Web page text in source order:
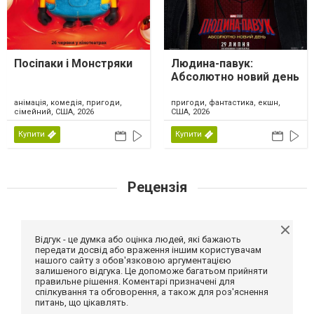
Посіпаки і Монстряки
анімація, комедія, пригоди,
сімейний, США, 2026
Купити
Людина-павук:
Абсолютно новий день
пригоди, фантастика, екшн,
США, 2026
Купити
Рецензія
Відгук - це думка або оцінка людей, які бажають
передати досвід або враження іншим користувачам
нашого сайту з обов'язковою аргументацією
залишеного відгука. Це допоможе багатьом прийняти
правильне рішення. Коментарі призначені для
спілкування та обговорення, а також для роз'яснення
питань, що цікавлять.